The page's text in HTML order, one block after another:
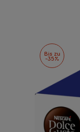
Bis zu
-35%